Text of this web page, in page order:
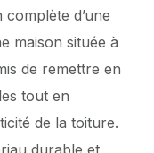
d’une
maison située à
de remettre en
tout en
de la toiture.
durable et